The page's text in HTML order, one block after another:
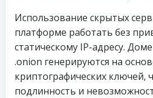
Использование скрытых
платформе работать без
статическому IP-адресу.
.onion генерируются на
криптографических ключей,
подлинность и